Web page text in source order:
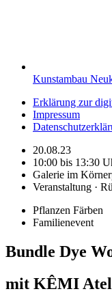
Kunstambau
Erklärung zur
Impressum
20.08.23
10:00 bis 13:30
Galerie im
Veranstaltung ·
Pflanzen Färben
Familienevent
Bundle Dye
mit KÊMI